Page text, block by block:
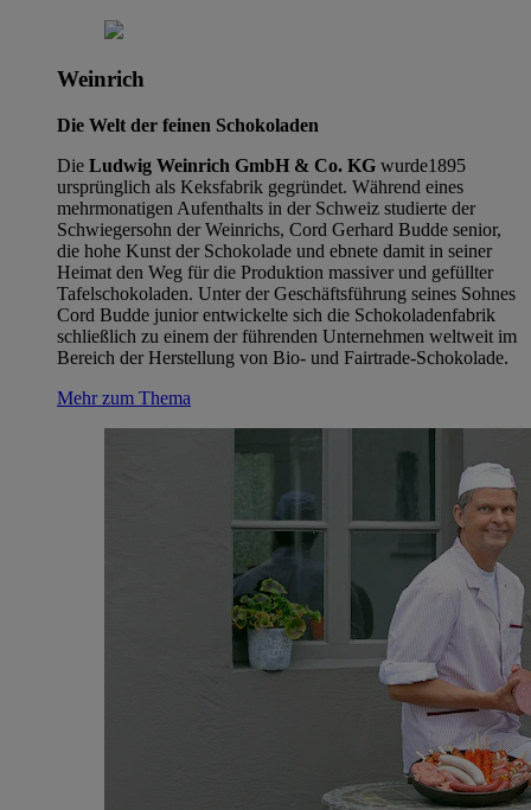
Weinrich
Die Welt der feinen Schokoladen
Die Ludwig Weinrich GmbH & Co. KG wurde1895
ursprünglich als Keksfabrik gegründet. Während eines
mehrmonatigen Aufenthalts in der Schweiz studierte der
Schwiegersohn der Weinrichs, Cord Gerhard Budde senior,
die hohe Kunst der Schokolade und ebnete damit in seiner
Heimat den Weg für die Produktion massiver und gefüllter
Tafelschokoladen. Unter der Geschäftsführung seines Sohnes
Cord Budde junior entwickelte sich die Schokoladenfabrik
schließlich zu einem der führenden Unternehmen weltweit im
Bereich der Herstellung von Bio- und Fairtrade-Schokolade.
Mehr zum Thema